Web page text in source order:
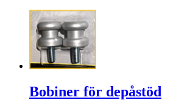
Bobiner för depåstöd